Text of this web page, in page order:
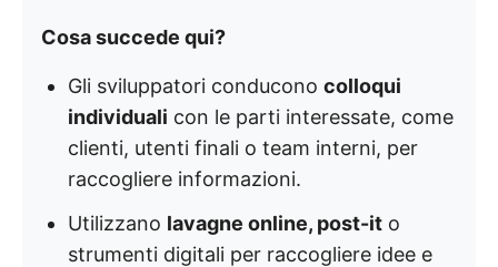
Cosa succede qui?
Gli sviluppatori conducono colloqui
individuali con le parti interessate, come
clienti, utenti finali o team interni, per
raccogliere informazioni.
Utilizzano lavagne online, post-it o
strumenti digitali per raccogliere idee e